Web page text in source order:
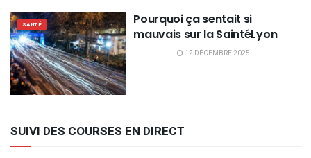
SANTÉ
Pourquoi ça sentait si
mauvais sur la SaintéLyon
12 DÉCEMBRE 2025
SUIVI DES COURSES EN DIRECT